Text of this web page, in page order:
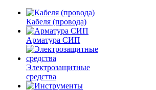
Кабеля (провода)
Арматура СИП
Электрозащитные
средства